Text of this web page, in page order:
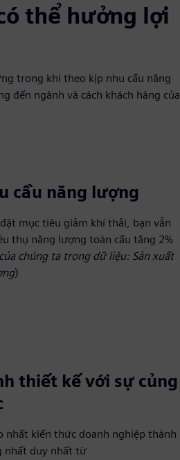
thể hưởng lợi
trong khi theo kịp nhu cầu năng
đến ngành và cách khách hàng của
cầu năng lượng
mục tiêu giảm khí thải, bạn vẫn
thụ năng lượng toàn cầu tăng 2%
chúng ta trong dữ liệu: Sản xuất
)
thiết kế với sự củng
nhất kiến thức doanh nghiệp thành
nhất duy nhất từ